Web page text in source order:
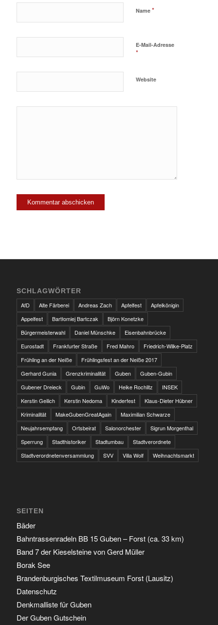
Name *
E-Mail-Adresse
*
Website
SCHLAGWÖRTER
AfD
Alte Färberei Andreas Zach Apfelfest
Apfelkönigin
Appelfest
Bartłomiej Bartczak
Björn Konetzke
Bürgermeisterwahl
Daniel Münschke
Eisenbahnbrücke
Eurostadt
Frankfurter Straße Fred Mahro
Friedrich-Wilke-Platz
Frühling an der Neiße
Frühlingsfest an der Neiße 2017
Gerhard Gunia
Grenzkriminalität Guben
Guben-Gubin
Gubener Dreieck
Gubin GuWo Heike Rochlitz
INSEK
Kerstin Geilich
Kerstin Nedoma Kinderfest
Klaus-Dieter Hübner
Kriminalität
MakeGubenGreatAgain
Maximilian Schwarze
Neujahrsempfang
Ortsbeirat Salonorchester
Sigrun Morgenthal
Sperrung
Stadthistoriker Stadtumbau
Stadtverordnete
Stadtverordnetenversammlung
SVV Villa Wolf Weihnachtsmarkt
SEITEN
Bäder
Bahntrassenradeln BB 15 Guben – Forst (ca. 33 km)
Band 7 der Kieselsteine von Gerd Müller
Borak See
Brandenburgisches Textilmuseum Forst (Lausitz)
Datenschutz
Denkmalliste für Guben
Der Guben Gutschein